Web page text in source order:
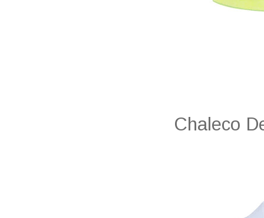
Chaleco